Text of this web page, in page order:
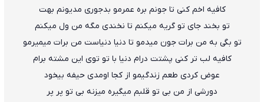
کافیه اخم کنی تا جونم بره عمرمو بدجوری مدیونم بهت
تو بخند جای تو گریه میکنم تا نخندی مگه من ول میکنم
تو بگی به من برات جون میدمو تا دنیا دنیاست من برات میمیرمو
کافیه لب تر کنی پشتت درام دنیا با تو توی این مشته برام
عوض کردی طعم زندگیمو از کجا اومدی حیفه بیخود
دورشی از من بی تو قلبم میگیره میزنه بی تو پر پر